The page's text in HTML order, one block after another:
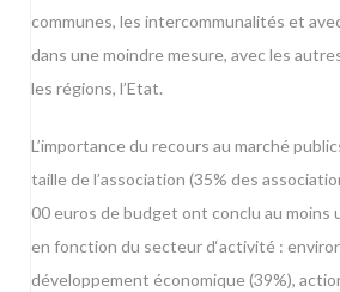
communes, les intercommunalités et
dans une moindre mesure, avec les
les régions, l’Etat.
L’importance du recours au marché
taille de l’association (35% des
00 euros de budget ont conclu au moins
en fonction du secteur d‘activité :
développement économique (39%),